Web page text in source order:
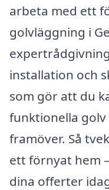
arbeta med ett
golvläggning i
installation och
som gör att du
funktionella
framöver. Så
ett förnyat hem
dina offerter